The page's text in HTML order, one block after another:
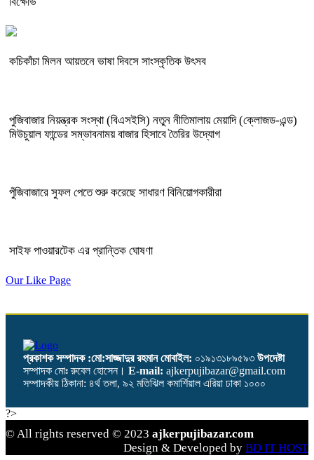
কচিকাঁচা মিলন আয়তনে ভাষা দিবসে সাংস্কৃতিক উৎসব
পুজিবাজার নিয়ন্ত্রক সংস্থা (বিএসইসি) নতুন নীতিমালায় মেয়াদি (ক্লোজড-এন্ড)
মিউচুয়াল ফান্ডের সম্ভাবনাময় বাজার হিসাবে তৈরির উদ্যোগ
পুঁজিবাজারে সুফল পেতে শুরু করেছে সাধারণ বিনিয়োগকারীরা
সাইফ পাওয়ারটেক এর প্রান্তিক ঘোষণা
Our Like Page
প্রকাশক সম্পাদক :মো:সাজ্জাদুর রহমান মোবাইল: ০১৯১৩১৮৯৫৯৩ উপদেষ্টা
সম্পাদক মোঃ রুবেল হোসেন। E-mail: ajkerpujibazar@gmail.com
সম্পাদকীয় ঠিকানা: ৪র্থ তলা, ৯২ মতিঝিল কমার্শিয়াল এরিয়া ঢাকা ১০০০
?>
© All rights reserved © 2023 ajkerpujibazar.com
Design & Developed by BD IT HOST